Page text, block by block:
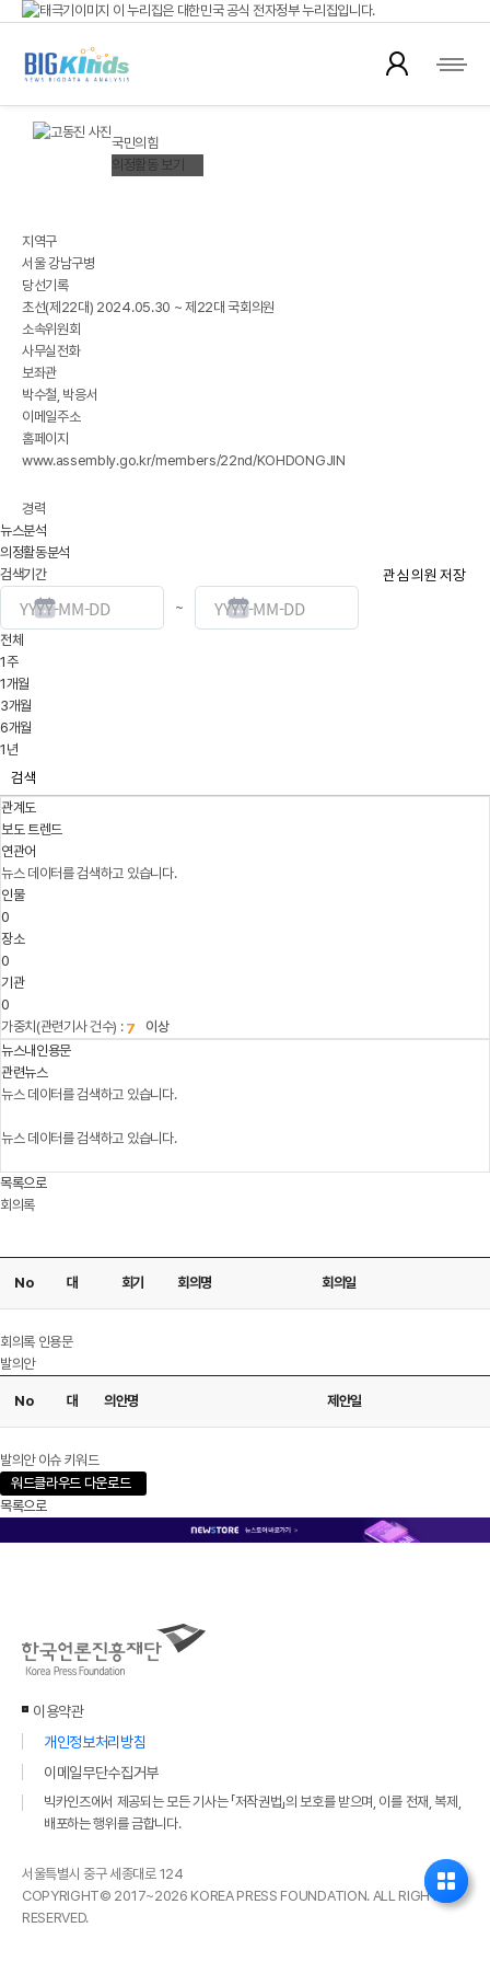
이 누리집은 대한민국 공식 전자정부 누리집입니다.
공식 누리집 주소 확인하기
go.kr 주소를 사용하는 누리집은 대한민국 정부기관이 관리하는 누리집입니다.
운영중인 공식 누리집보기
국회의원 뉴스
국민의힘
의정활동 보기
지역구
서울 강남구병
당선기록
초선(제22대) 2024.05.30 ~ 제22대 국회의원
소속위원회
사무실전화
보좌관
박수철, 박응서
이메일주소
홈페이지
www.assembly.go.kr/members/22nd/KOHDONGJIN
경력
뉴스분석
의정활동분석
관심 의원 저장
검색기간
~
전체
1주
1개월
3개월
6개월
1년
검색
관계도
보도 트렌드
연관어
뉴스 데이터를 검색하고 있습니다.
인물
0
장소
0
기관
0
가중치(관련기사 건수) :
이상
뉴스내인용문
관련뉴스
뉴스 데이터를 검색하고 있습니다.
뉴스 데이터를 검색하고 있습니다.
목록으로
회의록
No 대 회기 회의명 회의일
회의록 인용문
발의안
No 대 의안명 제안일
발의안 이슈 키워드
워드클라우드 다운로드
목록으로
이용약관
개인정보처리방침
이메일무단수집거부
빅카인즈에서 제공되는 모든 기사는 「저작권법」의 보호를 받으며, 이를 전재, 복제,
배포하는 행위를 금합니다.
서울특별시 중구 세종대로 124
COPYRIGHT© 2017~2026 KOREA PRESS FOUNDATION. ALL RIGHTS
RESERVED.